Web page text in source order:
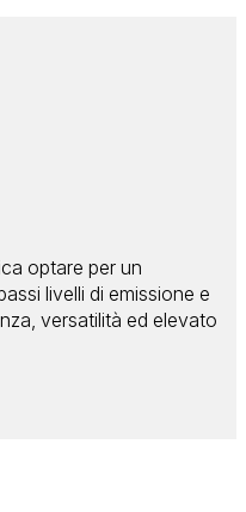
optare per un
livelli di emissione e
versatilità ed elevato